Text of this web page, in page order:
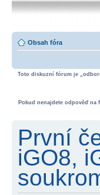
Obsah fóra
Toto diskuzní fórum je
Pokud nenajdete odpověď na
První
iGO8,